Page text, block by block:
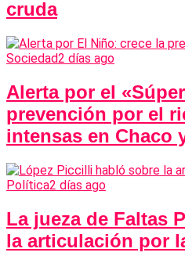
cruda
Sociedad2 días ago
Alerta por el
prevención por el
intensas en Chaco
Política2 días ago
La jueza de Faltas
la articulación por